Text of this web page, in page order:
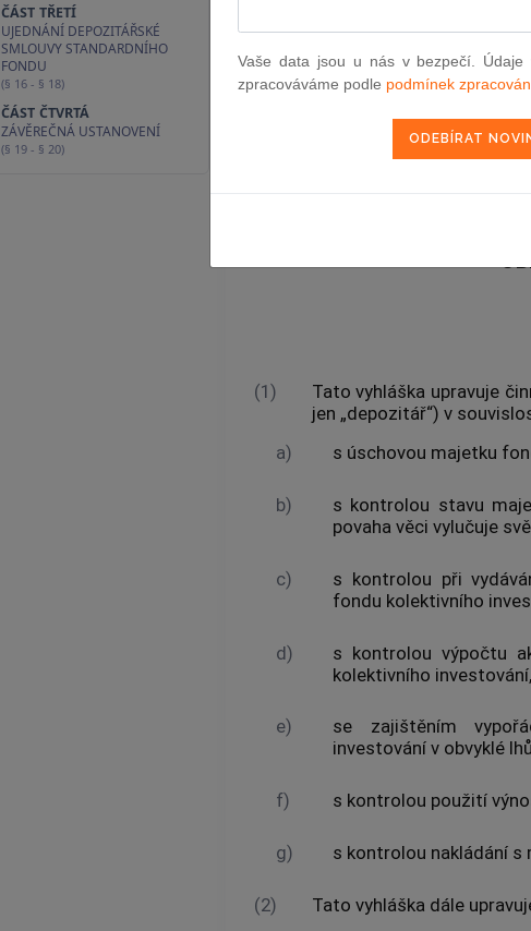
ČÁST TŘETÍ
UJEDNÁNÍ DEPOZITÁŘSKÉ
SMLOUVY STANDARDNÍHO
FONDU
(§ 16 - § 18)
ČÁST ČTVRTÁ
ZÁVĚREČNÁ USTANOVENÍ
(§ 19 - § 20)
Sb., o kolektivním
(1) Tato vyhláška upravuje
jen „depozitář“) v
a)
s úschovou majetku
b) s kontrolou stavu
povaha věci vylučuje
c) s kontrolou při
fondu kolektivního
d) s kontrolou výpočtu
kolektivního investování,
e) se zajištěním
investování v obvyklé
f) s kontrolou použití
g) s kontrolou nakládání s
(2)
Tato vyhláška dále
Vaše data jsou u nás v bezpečí. Údaje
zpracováváme podle podmínek